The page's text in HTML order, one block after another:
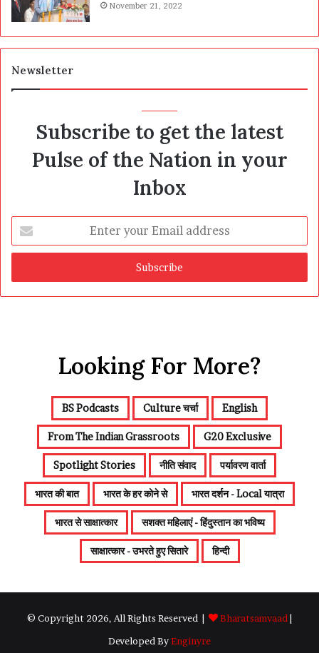
November 21, 2022
Newsletter
Subscribe to get the latest
Pulse of the Nation in your
Inbox
your
Email
Looking For More?
BS Podcasts Culture चर्चा English
From The Indian Grassroots G20 Exclusive
Spotlight Stories नीति संवाद पर्यावरण वार्ता
भारत की बात भारत के हर कोने से भारत दर्शन - Local यात्रा
भारत से साक्षात्कार सशक्त महिलाएं - हिंदुस्तान का भविष्य
साक्षात्कार - उभरते हुए सितारे हिन्दी
© Copyright 2026, All Rights Reserved | Bharatsamvaad |
Developed ByEnginyre